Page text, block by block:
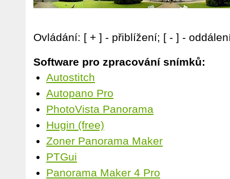
Ovládání: [ + ] - přiblížení; [ - ] -
Software pro zpracování snímků:
Autostitch
Autopano Pro
PhotoVista Panorama
Hugin (free)
Zoner Panorama Maker
PTGui
Panorama Maker 4 Pro